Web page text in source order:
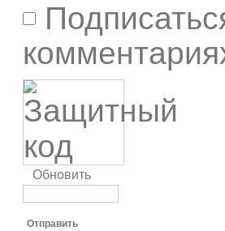
Обновить
Отправить